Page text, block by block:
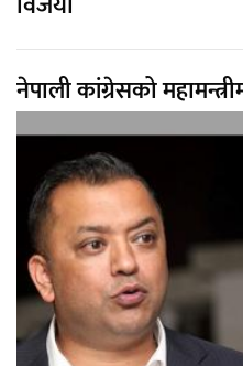
नेपाली कांग्रेसको